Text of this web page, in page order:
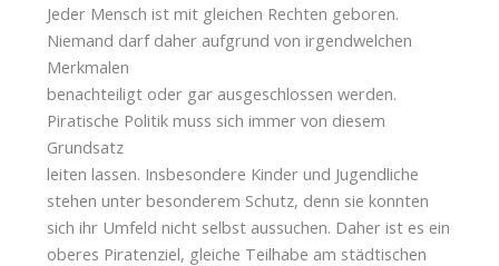
Jeder Mensch ist mit gleichen Rechten geboren.
Niemand darf daher aufgrund von irgendwelchen
Merkmalen
benachteiligt oder gar ausgeschlossen werden.
Piratische Politik muss sich immer von diesem
Grundsatz
leiten lassen. Insbesondere Kinder und Jugendliche
stehen unter besonderem Schutz, denn sie konnten
sich ihr Umfeld nicht selbst aussuchen. Daher ist es ein
oberes Piratenziel, gleiche Teilhabe am städtischen